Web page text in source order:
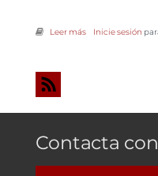
Leer mássobre Una
Inicie sesión
Contacta